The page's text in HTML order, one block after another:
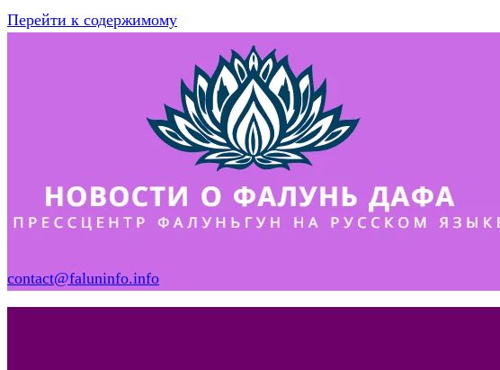
Перейти к содержимому
contact@faluninfo.info